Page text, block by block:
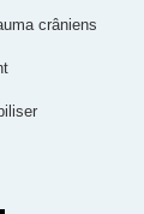
crâniens